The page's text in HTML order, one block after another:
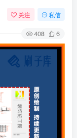
关注 私信
408 6